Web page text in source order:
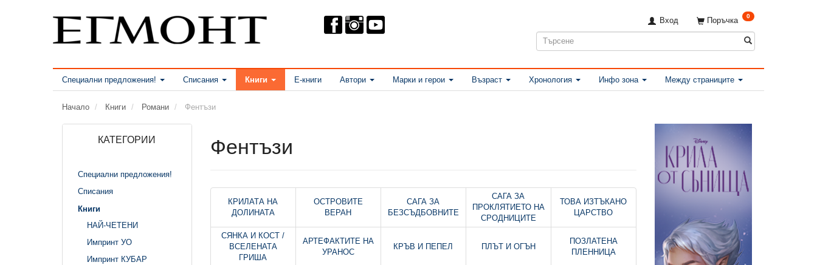
Поръчка 0
Вход
Специални предложения! Списания Книги Е-книги Автори Марки и герои Възраст Хронология Инфо зона Между страниците
Начало Книги Романи Фентъзи
КАТЕГОРИИ
Специални предложения!
Списания
Книги
НАЙ-ЧЕТЕНИ
Импринт УО
Импринт КУБАР
Фентъзи
КРИЛАТА НА
ДОЛИНАТА
ОСТРОВИТЕ
ВЕРАН
САГА ЗА
БЕЗСЪДБОВНИТЕ
САГА ЗА
ПРОКЛЯТИЕТО НА
СРОДНИЦИТЕ
ТОВА ИЗТЪКАНО
ЦАРСТВО
СЯНКА И КОСТ /
ВСЕЛЕНАТА
ГРИША
АРТЕФАКТИТЕ НА
УРАНОС
КРЪВ И ПЕПЕЛ ПЛЪТ И ОГЪН
ПОЗЛАТЕНА
ПЛЕННИЦА